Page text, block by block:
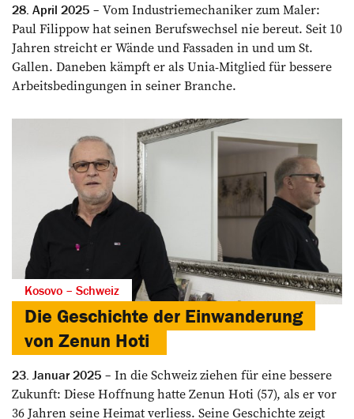
28. April 2025
Vom Industriemechaniker zum Maler:
Paul Filippow hat seinen Berufswechsel nie bereut. Seit 10
Jahren streicht er Wände und Fassaden in und um St.
Gallen. Daneben kämpft er als Unia-Mitglied für bessere
Arbeitsbedingungen in seiner Branche.
Kosovo – Schweiz
Die Geschichte der Einwanderung
von Zenun Hoti
23. Januar 2025
In die Schweiz ziehen für eine bessere
Zukunft: Diese Hoffnung hatte Zenun Hoti (57), als er vor
36 Jahren seine Heimat verliess. Seine Geschichte zeigt